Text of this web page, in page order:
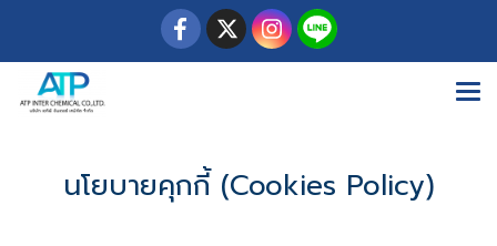
นโยบายคุกกี้ (Cookies Policy)